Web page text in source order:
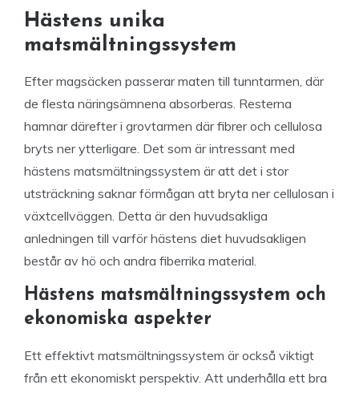
Hästens unika
matsmältningssystem
Efter magsäcken passerar maten till tunntarmen, där
de flesta näringsämnena absorberas. Resterna
hamnar därefter i grovtarmen där fibrer och cellulosa
bryts ner ytterligare. Det som är intressant med
hästens matsmältningssystem är att det i stor
utsträckning saknar förmågan att bryta ner cellulosan i
växtcellväggen. Detta är den huvudsakliga
anledningen till varför hästens diet huvudsakligen
består av hö och andra fiberrika material.
Hästens matsmältningssystem och
ekonomiska aspekter
Ett effektivt matsmältningssystem är också viktigt
från ett ekonomiskt perspektiv. Att underhålla ett bra